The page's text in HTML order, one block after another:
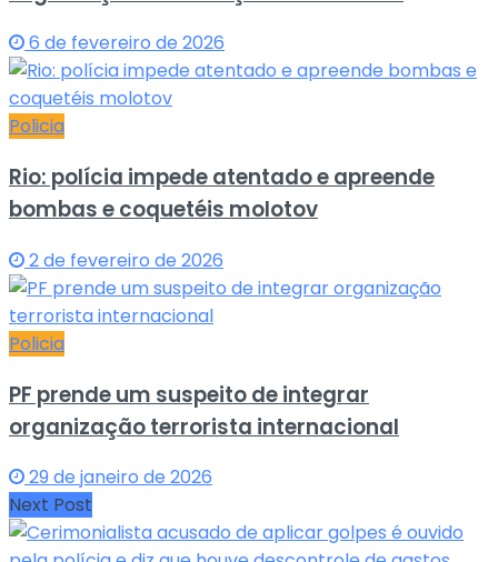
6 de fevereiro de 2026
Policia
Rio: polícia impede atentado e apreende
bombas e coquetéis molotov
2 de fevereiro de 2026
Policia
PF prende um suspeito de integrar
organização terrorista internacional
29 de janeiro de 2026
Next Post